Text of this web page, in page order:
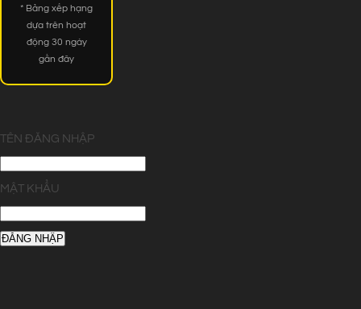
* Bảng xếp hạng
dựa trên hoạt
động 30 ngày
gần đây
TÊN ĐĂNG NHẬP
MẬT KHẨU